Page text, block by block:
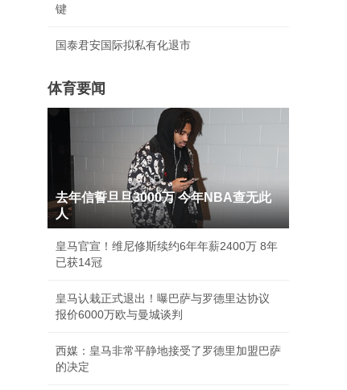
键
国泰君安国际拟私有化退市
体育要闻
去年信誓旦旦3000万 今年NBA查无此
人
皇马官宣！维尼修斯续约6年年薪2400万 8年
已获14冠
皇马认栽正式退出！曝巴萨与罗德里达协议
报价6000万欧与曼城谈判
西媒：皇马非常平静地接受了罗德里加盟巴萨
的决定